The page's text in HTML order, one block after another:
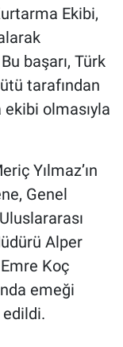
Ekibi,
başarı, Türk
tarafından
olmasıyla
Yılmaz’ın
Genel
Alper
Koç
emeği